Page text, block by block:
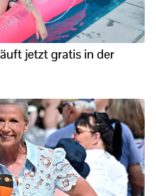
jetzt gratis in der